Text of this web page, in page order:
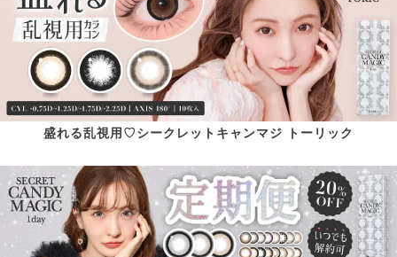
盛れる乱視用♡シークレットキャンマジ トーリック